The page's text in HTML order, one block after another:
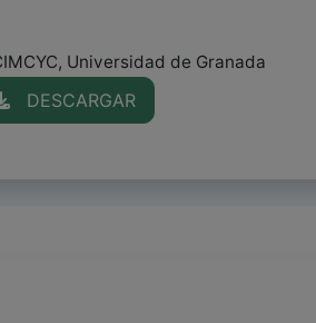
Universidad de Granada
DESCARGAR